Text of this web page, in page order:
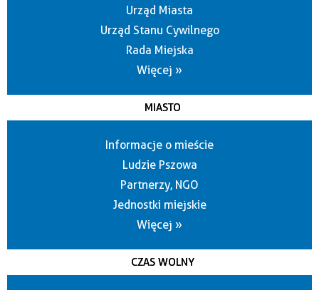
Urząd Miasta
Urząd Stanu Cywilnego
Rada Miejska
Więcej »
MIASTO
Informacje o mieście
Ludzie Pszowa
Partnerzy, NGO
Jednostki miejskie
Więcej »
CZAS WOLNY